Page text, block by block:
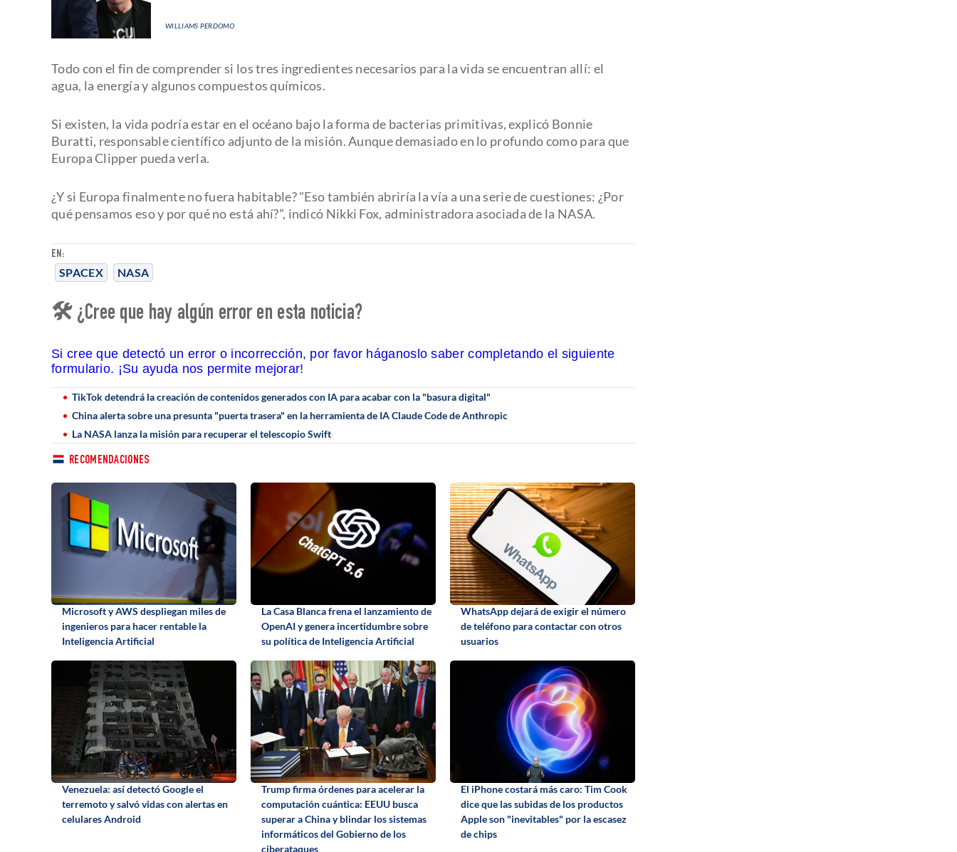
EN:
SPACEX NASA
WILLIAMS PERDOMO
Todo con el fin de comprender si los tres ingredientes necesarios para la vida se encuentran allí: el
agua, la energía y algunos compuestos químicos.
Si existen, la vida podría estar en el océano bajo la forma de bacterias primitivas, explicó Bonnie
Buratti, responsable científico adjunto de la misión. Aunque demasiado en lo profundo como para que
Europa Clipper pueda verla.
¿Y si Europa finalmente no fuera habitable? "Eso también abriría la vía a una serie de cuestiones: ¿Por
qué pensamos eso y por qué no está ahí?", indicó Nikki Fox, administradora asociada de la NASA.
🛠 ¿Cree que hay algún error en esta noticia?
Si cree que detectó un error o incorrección, por favor háganoslo saber completando el siguiente
formulario. ¡Su ayuda nos permite mejorar!
TikTok detendrá la creación de contenidos generados con IA para acabar con la "basura digital"
China alerta sobre una presunta "puerta trasera" en la herramienta de IA Claude Code de Anthropic
La NASA lanza la misión para recuperar el telescopio Swift
RECOMENDACIONES
Microsoft y AWS despliegan miles de
ingenieros para hacer rentable la
Inteligencia Artificial
La Casa Blanca frena el lanzamiento de
OpenAI y genera incertidumbre sobre
su política de Inteligencia Artificial
WhatsApp dejará de exigir el número
de teléfono para contactar con otros
usuarios
Venezuela: así detectó Google el
terremoto y salvó vidas con alertas en
celulares Android
Trump firma órdenes para acelerar la
computación cuántica: EEUU busca
superar a China y blindar los sistemas
informáticos del Gobierno de los
ciberataques
El iPhone costará más caro: Tim Cook
dice que las subidas de los productos
Apple son "inevitables" por la escasez
de chips